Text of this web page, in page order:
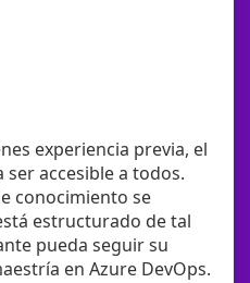
experiencia previa, el
accesible a todos.
conocimiento se
estructurado de tal
pueda seguir su
en Azure DevOps.